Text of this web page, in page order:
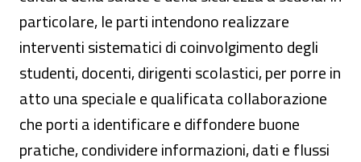
particolare, le parti intendono realizzare
interventi sistematici di coinvolgimento degli
studenti, docenti, dirigenti scolastici, per porre in
atto una speciale e qualificata collaborazione
che porti a identificare e diffondere buone
pratiche, condividere informazioni, dati e flussi